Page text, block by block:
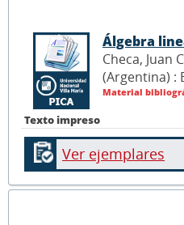
Texto impreso
Álgebra
Checa, Juan
(Argentina) :
Material
Ver ejemplares